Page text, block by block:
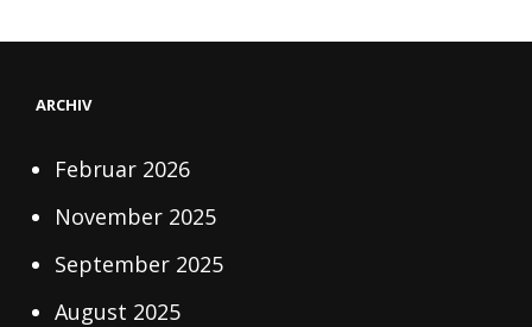
ARCHIV
Februar 2026
November 2025
September 2025
August 2025